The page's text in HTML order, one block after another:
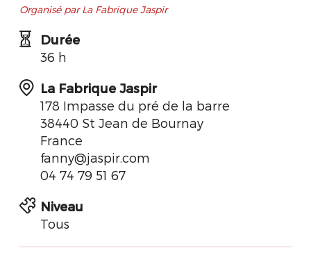
Organisé par La Fabrique Jaspir
Durée
36 h
La Fabrique Jaspir
178 Impasse du pré de la barre
38440 St Jean de Bournay
France
fanny@jaspir.com
04 74 79 51 67
Niveau
Tous